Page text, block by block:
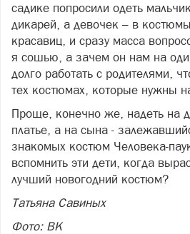
садике попросили одеть
дикарей, а девочек – в
красавиц, и сразу масса
я сошью, а зачем он нам на
долго работать с родителями,
тех костюмах, которые нужны
Проще, конечно же, надеть на
платье, а на сына -
знакомых костюм Человека-
вспомнить эти дети, когда
лучший новогодний костюм?
Татьяна Савиных
Фото: ВК